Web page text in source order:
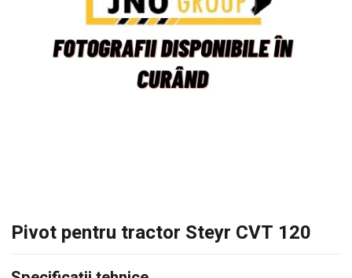
Pivot pentru tractor Steyr CVT 120